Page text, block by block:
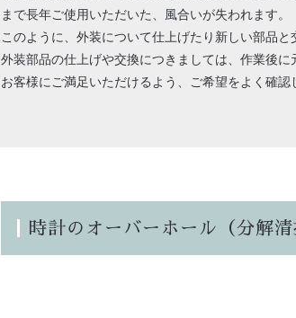
まで長年ご使用いただいた、風合いが失われます。
このように、外装について仕上げたり新しい部品
外装部品の仕上げや交換につきましては、作業後に
お客様にご満足いただけるよう、ご希望をよく確認
時計のオーバーホール（分解